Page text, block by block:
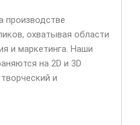
производстве
охватывая области
и маркетинга. Наши
на 2D и 3D
и